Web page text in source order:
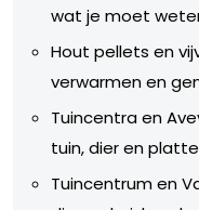
wat je moet
Hout pellets en
verwarmen en
Tuincentra en
tuin, dier en
Tuincentrum en